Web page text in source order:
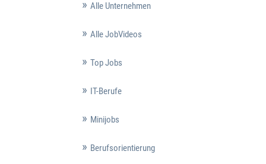
Alle Unternehmen
Alle JobVideos
Top Jobs
IT-Berufe
Minijobs
Berufsorientierung